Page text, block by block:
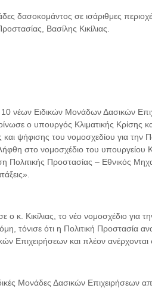
δασοκομάντος σε ισάριθμες
Βασίλης Κικίλιας.
νέων Ειδικών Μονάδων Δασικών
ο υπουργός Κλιματικής Κρίσης
ψήφισης του νομοσχεδίου για την
στο νομοσχέδιο του υπουργείου
Πολιτικής Προστασίας – Εθνικός
κ. Κικίλιας, το νέο νομοσχέδιο για
τόνισε ότι η Πολιτική Προστασία
Επιχειρήσεων και πλέον ανέρχονται
Μονάδες Δασικών